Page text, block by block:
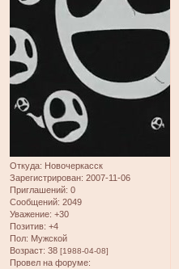
Откуда: Новочеркасск
Зарегистрирован: 2007-11-06
Приглашений: 0
Сообщений: 2049
Уважение: +30
Позитив: +4
Пол: Мужской
Возраст: 38 [1988-04-08]
Провел на форуме: